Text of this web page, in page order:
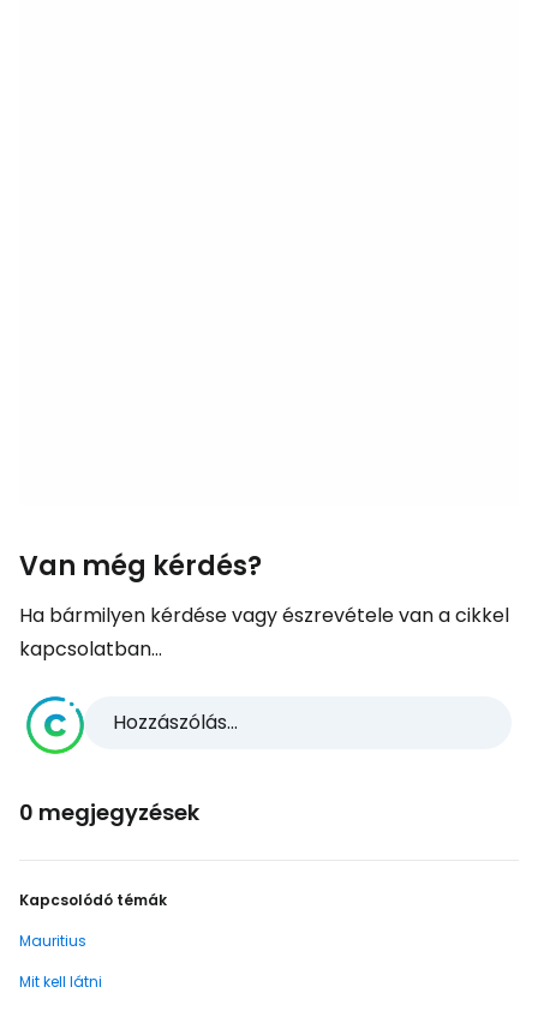
Van még kérdés?
Ha bármilyen kérdése vagy észrevétele van a cikkel
kapcsolatban...
Hozzászólás...
0 megjegyzések
Kapcsolódó témák
Mauritius
Mit kell látni